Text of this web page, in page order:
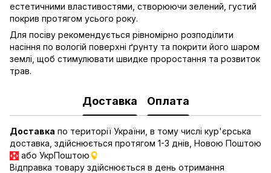
естетичними властивостями, створюючи зелений, густий
покрив протягом усього року.
Для посіву рекомендується рівномірно розподілити
насіння по вологій поверхні ґрунту та покрити його шаром
землі, щоб стимулювати швидке проростання та розвиток
трав.
Доставка Оплата
Доставка по території України, в тому числі кур'єрська
доставка, здійснюється протягом 1-3 днів, Новою Поштою
або УкрПоштою
Відправка товару здійснюється в день отримання